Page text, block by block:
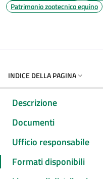
Patrimonio zootecnico equino
INDICE DELLA PAGINA
Descrizione
Documenti
Ufficio responsabile
Formati disponibili